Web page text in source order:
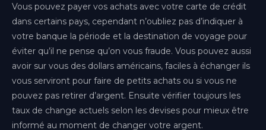
Vous pouvez payer vos achats avec votre carte de crédit
dans certains pays, cependant n’oubliez pas d’indiquer à
votre banque la période et la destination de voyage pour
éviter qu’il ne pense qu’on vous fraude. Vous pouvez aussi
avoir sur vous des dollars américains, faciles à échanger ils
vous serviront pour faire de petits achats ou si vous ne
pouvez pas retirer d’argent. Ensuite vérifier toujours les
taux de change actuels selon les devises pour mieux être
informé au moment de changer votre argent.